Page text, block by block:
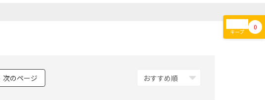
キープ
0
次のページ